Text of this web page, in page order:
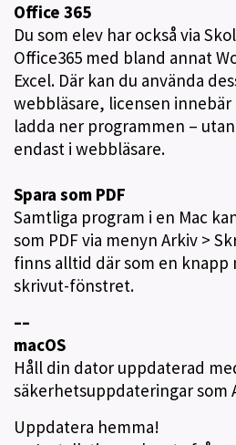
Office 365
Du som elev har också via
Office365 med bland annat
Excel. Där kan du använda
webbläsare, licensen
ladda ner programmen –
endast i webbläsare.
Spara som PDF
Samtliga program i en Mac
som PDF via menyn Arkiv >
finns alltid där som en knapp
skrivut-fönstret.
––
macOS
Håll din dator uppdaterad
säkerhetsuppdateringar som
Uppdatera hemma!